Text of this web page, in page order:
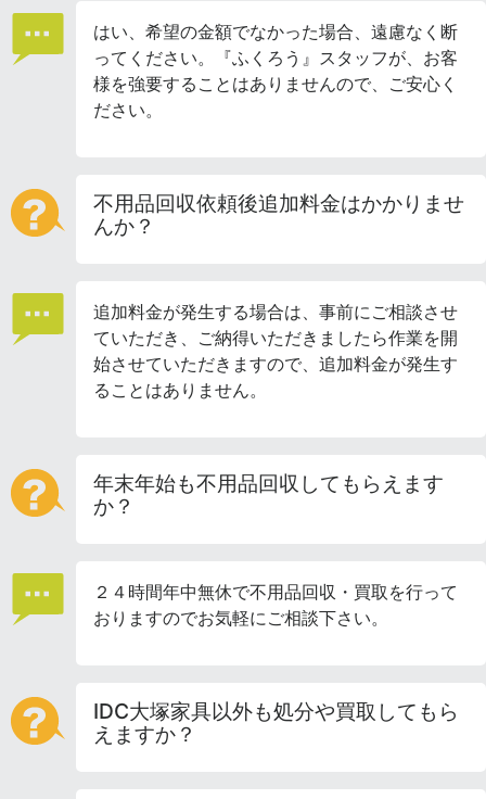
はい、希望の金額でなかった場合、遠慮なく断
ってください。『ふくろう』スタッフが、お客
様を強要することはありませんので、ご安心く
ださい。
不用品回収依頼後追加料金はかかりませ
んか？
追加料金が発生する場合は、事前にご相談させ
ていただき、ご納得いただきましたら作業を開
始させていただきますので、追加料金が発生す
ることはありません。
年末年始も不用品回収してもらえます
か？
２４時間年中無休で不用品回収・買取を行って
おりますのでお気軽にご相談下さい。
IDC大塚家具以外も処分や買取してもら
えますか？